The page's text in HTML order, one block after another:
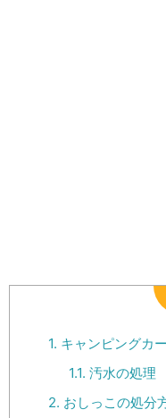
1. キャンピングカ
1.1. 汚水の処理
2. おしっこの処分